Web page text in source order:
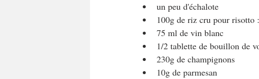
un peu d'échalote
100g de riz cru pour
75 ml de vin blanc
1/2 tablette de bouillon de
230g de champignons
10g de parmesan